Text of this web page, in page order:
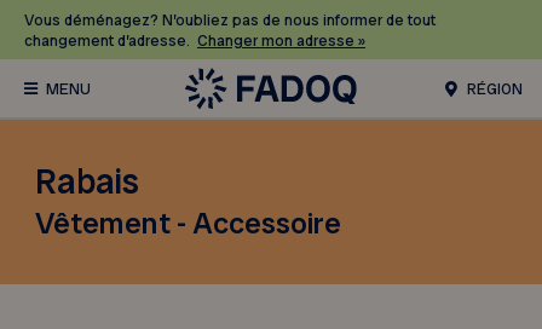
Vous déménagez? N’oubliez pas de nous informer de tout
changement d’adresse. Changer mon adresse »
RÉGION
Rabais
Vêtement - Accessoire